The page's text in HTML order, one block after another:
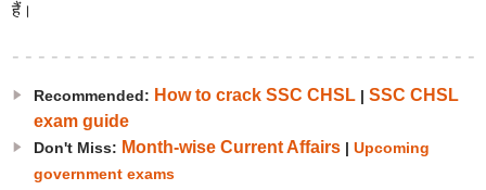
हैं।
Recommended: How to crack SSC CHSL| SSC CHSL
exam guide
Don't Miss: Month-wise Current Affairs| Upcoming
government exams